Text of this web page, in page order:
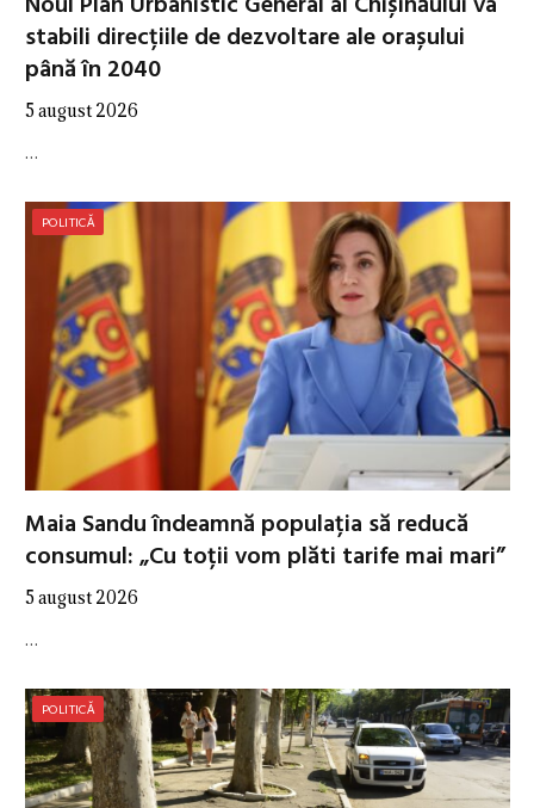
stabili direcțiile de dezvoltare ale orașului
până în 2040
5 august 2026
…
POLITICĂ
Maia Sandu îndeamnă populația să reducă
consumul: „Cu toții vom plăti tarife mai mari”
5 august 2026
…
POLITICĂ